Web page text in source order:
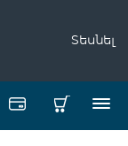
Տեսնել